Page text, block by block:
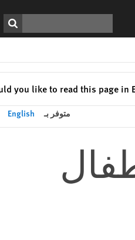
you like to read this page in
Print
متوفر بـ English